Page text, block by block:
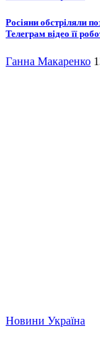
Росіяни обстріляли
Телеграм відео її
Ганна Макаренко
Новини Україна